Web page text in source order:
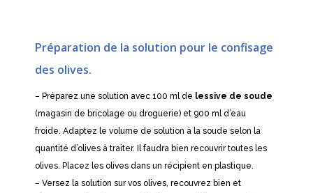
Préparation de la solution pour le confisage
des olives.
– Préparez une solution avec 100 ml de lessive de soude
(magasin de bricolage ou droguerie) et 900 ml d’eau
froide. Adaptez le volume de solution à la soude selon la
quantité d’olives à traiter. Il faudra bien recouvrir toutes les
olives. Placez les olives dans un récipient en plastique.
– Versez la solution sur vos olives, recouvrez bien et